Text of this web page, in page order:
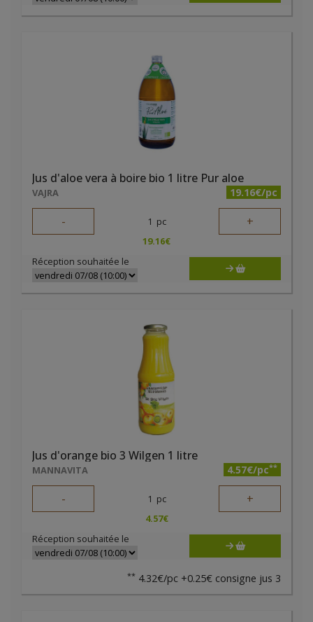
Jus d'aloe vera à boire bio 1 litre Pur aloe
VAJRA 19.16€/pc
- 1 pc +
19.16€
Réception souhaitée le
Jus d'orange bio 3 Wilgen 1 litre
MANNAVITA 4.57€/pc**
- 1 pc +
4.57€
Réception souhaitée le
** 4.32€/pc +0.25€ consigne jus 3